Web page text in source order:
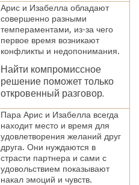
Арис и Изабелла обладают
совершенно разными
темпераментами, из-за чего
первое время возникают
конфликты и недопонимания.
Найти компромиссное
решение поможет только
откровенный разговор.
Пара Арис и Изабелла всегда
находит место и время для
удовлетворения желаний друг
друга. Они нуждаются в
страсти партнера и сами с
удовольствием показывают
накал эмоций и чувств.